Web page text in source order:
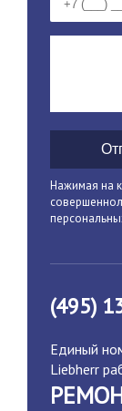
Нажимая на
(495)
Единый
Liebherr